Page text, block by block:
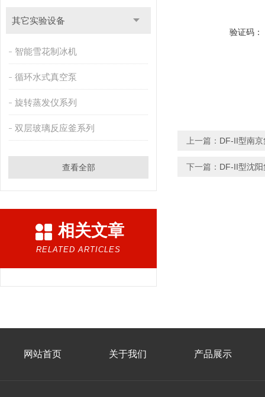
其它实验设备
智能雪花制冰机
循环水式真空泵
旋转蒸发仪系列
双层玻璃反应釜系列
查看全部
相关文章
RELATED ARTICLES
验证码：
上一篇： DF-II型南
下一篇： DF-II型沈
网站首页 关于我们 产品展示